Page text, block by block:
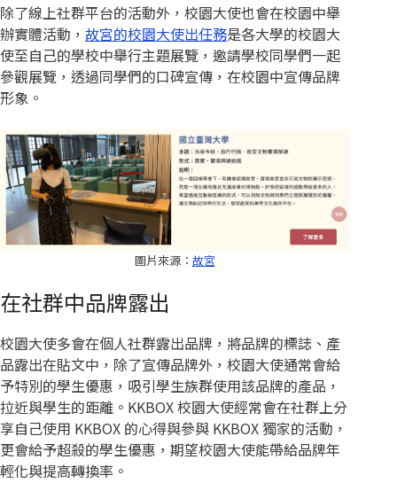
除了線上社群平台的活動外，校園大使也會在校園中舉
辦實體活動， 故宮的校園大使出任務是各大學的校園大
使至自己的學校中舉行主題展覽，邀請學校同學們一起
參觀展覽，透過同學們的口碑宣傳，在校園中宣傳品牌
形象。
圖片來源： 故宮
在社群中品牌露出
校園大使多會在個人社群露出品牌，將品牌的標誌、產
品露出在貼文中，除了宣傳品牌外，校園大使通常會給
予特別的學生優惠，吸引學生族群使用該品牌的產品，
拉近與學生的距離。KKBOX 校園大使經常會在社群上分
享自己使用 KKBOX 的心得與參與 KKBOX 獨家的活動，
更會給予超殺的學生優惠，期望校園大使能帶給品牌年
輕化與提高轉換率。